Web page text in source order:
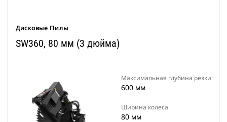
Дисковые Пилы
SW360, 80 мм (3 дюйма)
Максимальная глубина резки
600 мм
Ширина колеса
80 мм